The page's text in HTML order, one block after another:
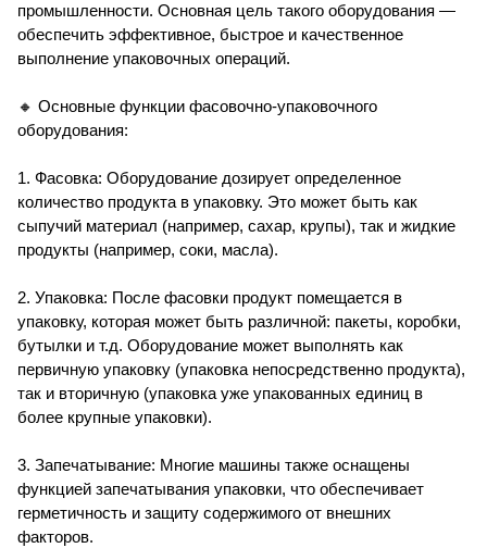
промышленности. Основная цель такого оборудования —
обеспечить эффективное, быстрое и качественное
выполнение упаковочных операций.
🔸 Основные функции фасовочно-упаковочного
оборудования:
1. Фасовка: Оборудование дозирует определенное
количество продукта в упаковку. Это может быть как
сыпучий материал (например, сахар, крупы), так и жидкие
продукты (например, соки, масла).
2. Упаковка: После фасовки продукт помещается в
упаковку, которая может быть различной: пакеты, коробки,
бутылки и т.д. Оборудование может выполнять как
первичную упаковку (упаковка непосредственно продукта),
так и вторичную (упаковка уже упакованных единиц в
более крупные упаковки).
3. Запечатывание: Многие машины также оснащены
функцией запечатывания упаковки, что обеспечивает
герметичность и защиту содержимого от внешних
факторов.